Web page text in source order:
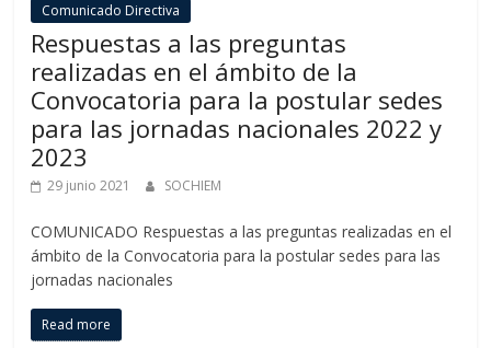
Comunicado Directiva
Respuestas a las preguntas
realizadas en el ámbito de la
Convocatoria para la postular sedes
para las jornadas nacionales 2022 y
2023
29 junio 2021 SOCHIEM
COMUNICADO Respuestas a las preguntas realizadas en el
ámbito de la Convocatoria para la postular sedes para las
jornadas nacionales
Read more